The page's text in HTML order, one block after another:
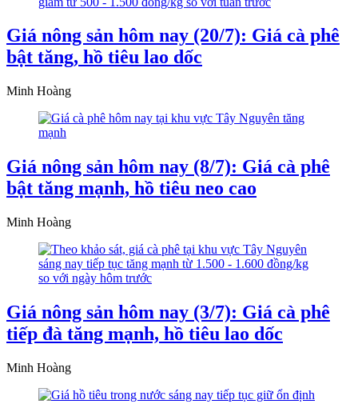
Giá nông sản hôm nay (20/7): Giá cà phê
bật tăng, hồ tiêu lao dốc
Minh Hoàng
Giá nông sản hôm nay (8/7): Giá cà phê
bật tăng mạnh, hồ tiêu neo cao
Minh Hoàng
Giá nông sản hôm nay (3/7): Giá cà phê
tiếp đà tăng mạnh, hồ tiêu lao dốc
Minh Hoàng